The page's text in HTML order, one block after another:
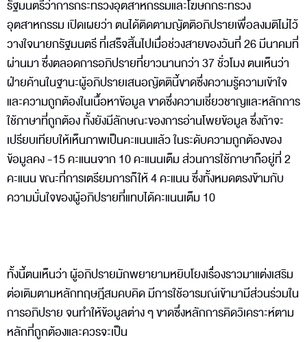
รัฐมนตรีว่าการกระทรวงอุตสาหกรรมและโฆษกกระทรวง
อุตสาหกรรม เปิดเผยว่า ตนได้ติดตามญัตติอภิปรายเพื่อลงมติไม่ไว้
วางใจนายกรัฐมนตรี ที่เสร็จสิ้นไปเมื่อช่วงสายของวันที่ 26 มีนาคมที่
ผ่านมา ซึ่งตลอดการอภิปรายที่ยาวนานกว่า 37 ชั่วโมง ตนเห็นว่า
ฝ่ายค้านในฐานะผู้อภิปรายเสนอญัตตินี้ขาดซึ่งความรู้ความเข้าใจ
และความถูกต้องในเนื้อหาข้อมูล ขาดซึ่งความเชี่ยวชาญและหลักการ
ใช้ภาษาที่ถูกต้อง ทั้งยังมีลักษณะของการอ่านโพยข้อมูล ซึ่งถ้าจะ
เปรียบเทียบให้เห็นภาพเป็นคะแนนแล้ว ในระดับความถูกต้องของ
ข้อมูลคง -15 คะแนนจาก 10 คะแนนเต็ม ส่วนการใช้ภาษาก็อยู่ที่ 2
คะแนน ขณะที่การเตรียมการก็ให้ 4 คะแนน ซึ่งทั้งหมดตรงข้ามกับ
ความมั่นใจของผู้อภิปรายที่แทบได้คะแนนเต็ม 10
ทั้งนี้ตนเห็นว่า ผู้อภิปรายมักพยายามหยิบโยงเรื่องราวมาแต่งเสริม
ต่อเติมตามหลักทฤษฎีสมคบคิด มีการใช้อารมณ์เข้ามามีส่วนร่วมใน
การอภิปราย จนทำให้ข้อมูลต่าง ๆ ขาดซึ่งหลักการคิดวิเคราะห์ตาม
หลักที่ถูกต้องและควรจะเป็น